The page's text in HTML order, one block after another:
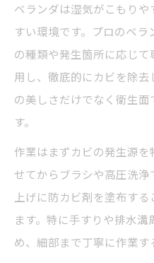
ベランダは湿気がこもり
すい環境です。プロのベ
の種類や発生箇所に応じ
用し、徹底的にカビを除去
の美しさだけでなく衛生
す。
作業はまずカビの発生源
せてからブラシや高圧洗
上げに防カビ剤を塗布す
ます。特に手すりや排水
め、細部まで丁寧に作業す